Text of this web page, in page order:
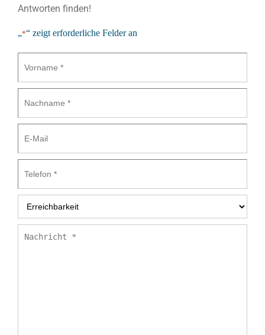
Antworten finden!
„*“ zeigt erforderliche Felder an
Mail